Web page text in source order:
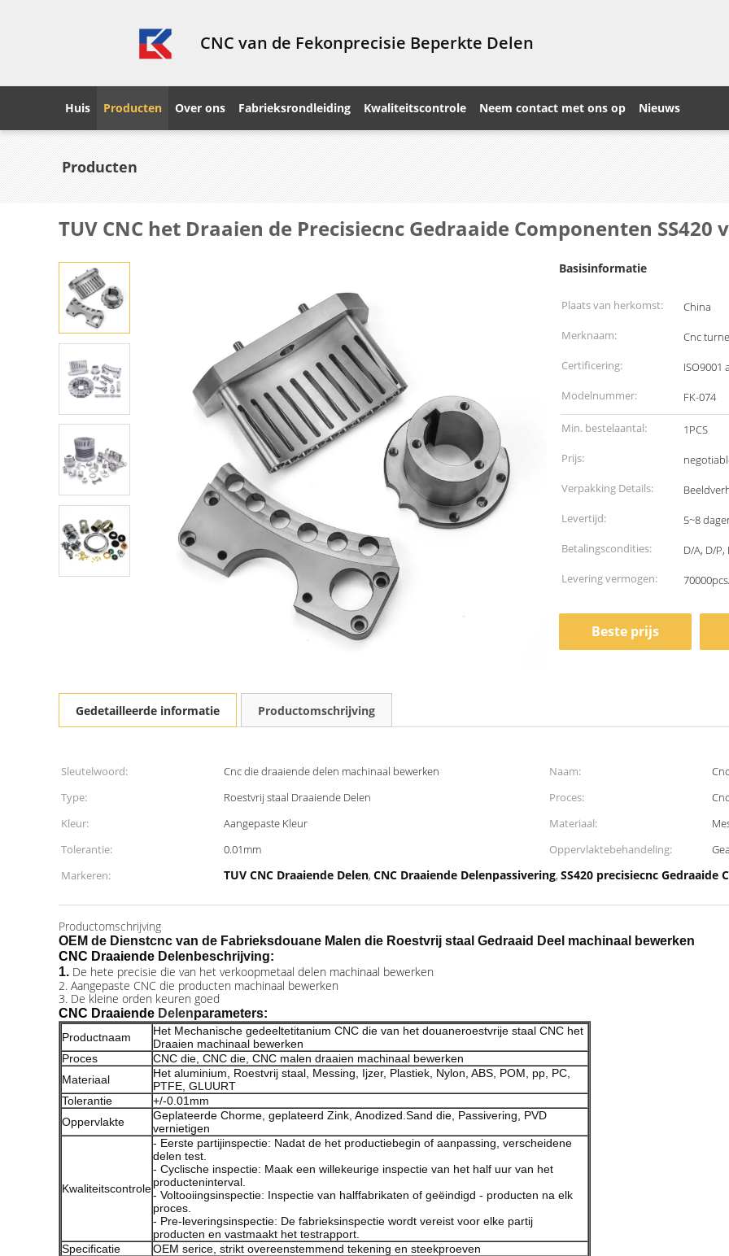
CNC van de Fekonprecisie Beperkte Delen
Huis Producten Over ons Fabrieksrondleiding Kwaliteitscontrole Neem contact met ons op Nieuws
Producten
TUV CNC het Draaien de Precisiecnc Gedraaide Componenten
Basisinformatie
Plaats van herkomst:
China
Merknaam:
Cnc
Certificering:
ISO9001
Modelnummer:
FK-074
Min. bestelaantal:
1PCS
Prijs:
Verpakking Details:
Levertijd:
5~8
Betalingscondities:
D/A, D/P,
Levering vermogen:
Beste prijs
Gedetailleerde informatie Productomschrijving
Sleutelwoord: Cnc die draaiende delen machinaal bewerken Naam:
Type:
Roestvrij staal Draaiende Delen Proces:
Kleur:
Aangepaste Kleur Materiaal:
Tolerantie:
0.01mm Oppervlaktebehandeling:
Markeren:
TUV CNC Draaiende Delen, CNC Draaiende Delenpassivering, SS420 precisiecnc Gedraaide
Productomschrijving
OEM de Dienstcnc van de Fabrieksdouane Malen die Roestvrij staal Gedraaid Deel machinaal bewerken
CNC Draaiende Delen beschrijving:
1. De hete precisie die van het verkoopmetaal delen machinaal bewerken
2. Aangepaste CNC die producten machinaal bewerken
3. De kleine orden keuren goed
CNC Draaiende Delenparameters:
Productnaam
Het Mechanische gedeeltetitanium CNC die van het douaneroestvrije staal CNC het
Draaien machinaal bewerken
Proces
CNC die, CNC die, CNC malen draaien machinaal bewerken
Materiaal
Het aluminium, Roestvrij staal, Messing, Ijzer, Plastiek, Nylon, ABS, POM, pp, PC,
PTFE, GLUURT
Tolerantie
+/-0.01mm
Oppervlakte
Geplateerde Chorme, geplateerd Zink, Anodized.Sand die, Passivering, PVD
vernietigen
Kwaliteitscontrole
- Eerste partijinspectie: Nadat de het productiebegin of aanpassing, verscheidene
delen test.
- Cyclische inspectie: Maak een willekeurige inspectie van het half uur van het
producteninterval.
- Voltooiingsinspectie: Inspectie van halffabrikaten of geëindigd - producten na elk
proces.
- Pre-leveringsinspectie: De fabrieksinspectie wordt vereist voor elke partij
producten en vastmaakt het testrapport.
Specificatie
OEM serice, strikt overeenstemmend tekening en steekproeven